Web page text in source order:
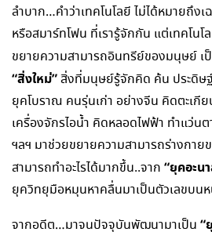
ลำบาก…คำว่าเทคโนโลยี ไม่ได้หมายถึง
หรือสมาร์ทโฟน ที่เรารู้จักกัน แต่เทคโน
ขยายความสามารถอินทรีย์ของมนุษย์ เ
“สิ่งใหม่”สิ่งที่มนุษย์รู้จักคิด ค้น ประดิษฐ์
ยุคโบราณ คนรุ่นเก่า อย่างจีน คิดตะเกี
เครื่องจักรไอน้ำ คิดหลอดไฟฟ้า ทำแว่น
ฯลฯ มาช่วยขยายความสามารถร่างกา
สามารถทำอะไรได้มากขึ้น..จาก “ยุคอะน
ยุควิทยุมือหมุนหาคลื่นมาเป็นตัวเลขบน
จากอดีต…มาจนปัจจุบันพัฒนามาเป็น “